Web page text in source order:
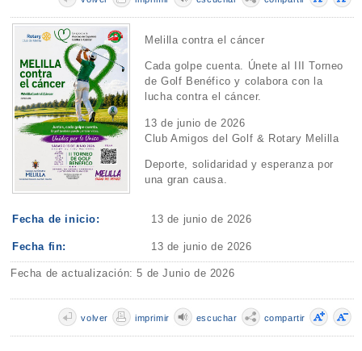
Melilla contra el cáncer
Cada golpe cuenta. Únete al III Torneo
de Golf Benéfico y colabora con la
lucha contra el cáncer.
13 de junio de 2026
Club Amigos del Golf & Rotary Melilla
Deporte, solidaridad y esperanza por
una gran causa.
Fecha de inicio: 13 de junio de 2026
Fecha fin: 13 de junio de 2026
Fecha de actualización: 5 de Junio de 2026
compartir
escuchar
imprimir
volver